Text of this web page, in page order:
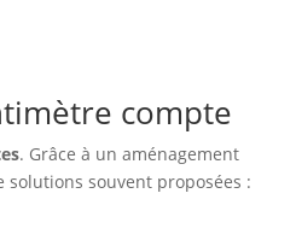
compte
. Grâce à un aménagement
solutions souvent proposées :